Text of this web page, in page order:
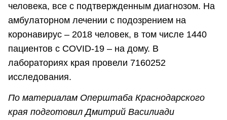
человека, все с подтвержденным диагнозом. На
амбулаторном лечении с подозрением на
коронавирус – 2018 человек, в том числе 1440
пациентов с COVID-19 – на дому. В
лабораториях края провели 7160252
исследования.
По материалам Оперштаба Краснодарского
края подготовил Дмитрий Василиади